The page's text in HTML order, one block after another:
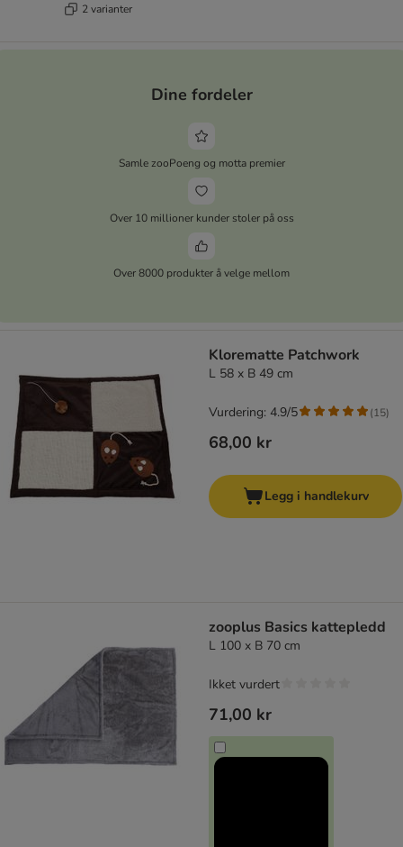
2 varianter
Dine fordeler
Samle zooPoeng og motta premier
Over 10 millioner kunder stoler på oss
Over 8000 produkter å velge mellom
Klorematte Patchwork
L 58 x B 49 cm
68,00 kr
Vurdering: 4.9/5 (15)
Legg i handlekurv
zooplus Basics kattepledd
L 100 x B 70 cm
71,00 kr
Ikket vurdert